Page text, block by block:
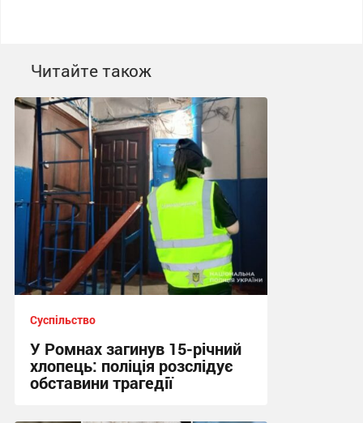
Читайте також
Суспільство
У Ромнах загинув 15-річний
хлопець: поліція розслідує
обставини трагедії